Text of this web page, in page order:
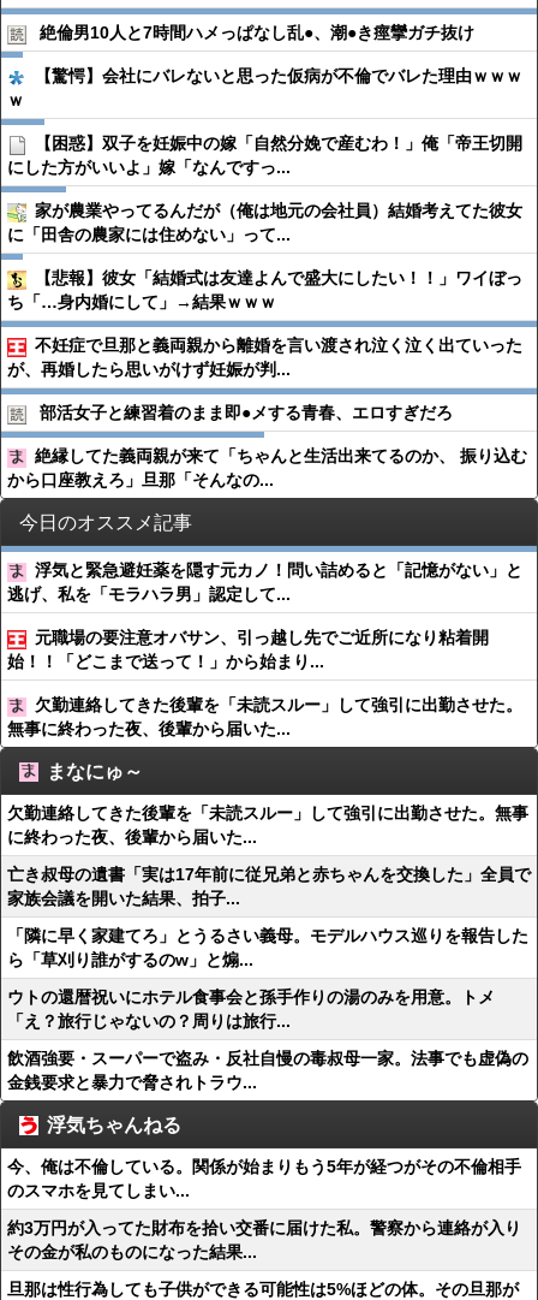
絶倫男10人と7時間ハメっぱなし乱●︎、潮●︎き痙攣ガチ抜け
【驚愕】会社にバレないと思った仮病が不倫でバレた理由ｗｗｗ
ｗ
【困惑】双子を妊娠中の嫁「自然分娩で産むわ！」俺「帝王切開
にした方がいいよ」嫁「なんですっ...
家が農業やってるんだが（俺は地元の会社員）結婚考えてた彼女
に「田舎の農家には住めない」って...
【悲報】彼女「結婚式は友達よんで盛大にしたい！！」ワイぼっ
ち「…身内婚にして」→結果ｗｗｗ
不妊症で旦那と義両親から離婚を言い渡され泣く泣く出ていった
が、再婚したら思いがけず妊娠が判...
部活女子と練習着のまま即●︎メする青春、エロすぎだろ
絶縁してた義両親が来て「ちゃんと生活出来てるのか、 振り込む
から口座教えろ」旦那「そんなの...
今日のオススメ記事
浮気と緊急避妊薬を隠す元カノ！問い詰めると「記憶がない」と
逃げ、私を「モラハラ男」認定して...
元職場の要注意オバサン、引っ越し先でご近所になり粘着開
始！！「どこまで送って！」から始まり...
欠勤連絡してきた後輩を「未読スルー」して強引に出勤させた。
無事に終わった夜、後輩から届いた...
まなにゅ～
欠勤連絡してきた後輩を「未読スルー」して強引に出勤させた。無事
に終わった夜、後輩から届いた...
亡き叔母の遺書「実は17年前に従兄弟と赤ちゃんを交換した」全員で
家族会議を開いた結果、拍子...
「隣に早く家建てろ」とうるさい義母。モデルハウス巡りを報告した
ら「草刈り誰がするのw」と煽...
ウトの還暦祝いにホテル食事会と孫手作りの湯のみを用意。トメ
「え？旅行じゃないの？周りは旅行...
飲酒強要・スーパーで盗み・反社自慢の毒叔母一家。法事でも虚偽の
金銭要求と暴力で脅されトラウ...
浮気ちゃんねる
今、俺は不倫している。関係が始まりもう5年が経つがその不倫相手
のスマホを見てしまい...
約3万円が入ってた財布を拾い交番に届けた私。警察から連絡が入り
その金が私のものになった結果...
旦那は性行為しても子供ができる可能性は5%ほどの体。その旦那が